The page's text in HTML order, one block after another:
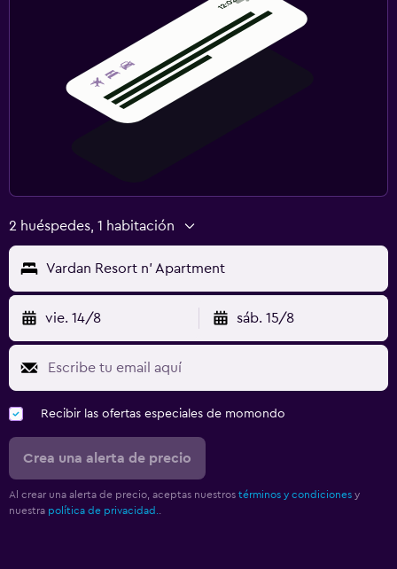
2 huéspedes, 1 habitación
Vardan Resort n' Apartment
vie. 14/8 sáb. 15/8
Recibir las ofertas especiales de momondo
Crea una alerta de precio
Al crear una alerta de precio, aceptas nuestros términos y condiciones y
nuestra política de privacidad.